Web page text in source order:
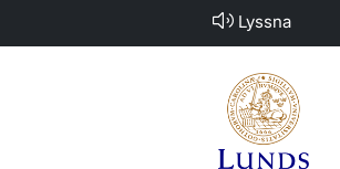
Lyssna